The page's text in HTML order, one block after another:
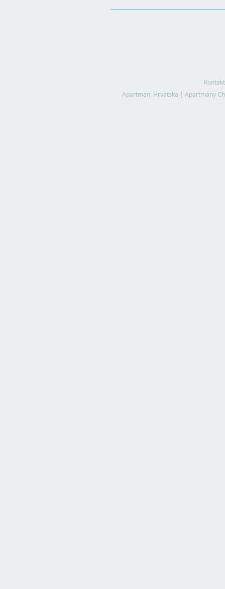
Kontakt
Apartmani Hrvatska | Apartmány